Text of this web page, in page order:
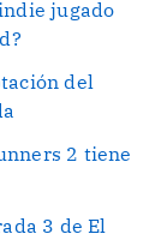
jugado
del
2 tiene
3 de El